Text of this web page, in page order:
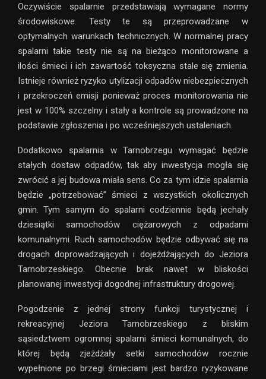
Oczywiście spalarnie przedstawiają wymagane normy
środowiskowe. Testy te są przeprowadzane w
optymalnych warunkach technicznych. W normalnej pracy
spalarni takie testy nie są na bieżąco monitorowane a
ilości śmieci i ich zawartość toksyczna stale się zmienia.
Istnieje również ryzyko utylizacji odpadów niebezpiecznych
i przekroczeń emisji ponieważ proces monitorowania nie
jest w 100% szczelny i stały a kontrole są prowadzone na
podstawie zgłoszenia i po wcześniejszych ustaleniach.
Dodatkowo spalarnia w Tarnobrzegu wymagać będzie
stałych dostaw odpadów, tak aby inwestycja mogła się
zwrócić a jej budowa miała sens. Co za tym idzie spalarnia
będzie „potrzebować” śmieci z wszystkich okolicznych
gmin. Tym samym do spalarni codziennie będą jechały
dziesiątki samochodów ciężarowych z odpadami
komunalnymi. Ruch samochodów będzie odbywać się na
drogach doprowadzających i dojeżdżających do Jeziora
Tarnobrzeskiego. Obecnie brak nawet w bliskości
planowanej inwestycji dogodnej infrastruktury drogowej.
Pogodzenie z jednej strony funkcji turystycznej i
rekreacyjnej Jeziora Tarnobrzeskiego z bliskim
sąsiedztwem ogromnej spalarni śmieci komunalnych, do
której będą zjeżdżały setki samochodów rocznie
wypełnione po brzegi śmieciami jest bardzo ryzykowane